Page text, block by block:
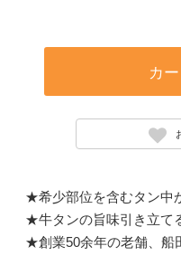
カ
★希少部位を含むタン中
★牛タンの旨味引き立て
★創業50余年の老舗、船